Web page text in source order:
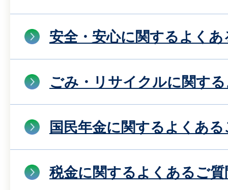
安全・安心に関するよくあ
ごみ・リサイクルに関す
国民年金に関するよくある
税金に関するよくあるご質